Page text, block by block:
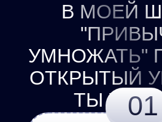
В МОЕЙ
УМНОЖАТЬ"
ОТКРЫТЫЙ
ТЫ
01